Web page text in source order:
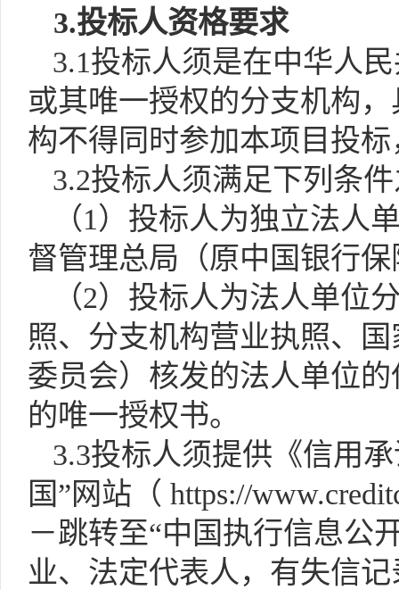
3.投标人资格要求
3.1投标人须是在中华人
或其唯一授权的分支机构
构不得同时参加本项目投
3.2投标人须满足下列条
（1）投标人为独立法人
督管理总局（原中国银行
（2）投标人为法人单位
照、分支机构营业执照、
委员会）核发的法人单位
的唯一授权书。
3.3投标人须提供《信用
国”网站（ https://
－跳转至“中国执行信息公
业、法定代表人，有失信